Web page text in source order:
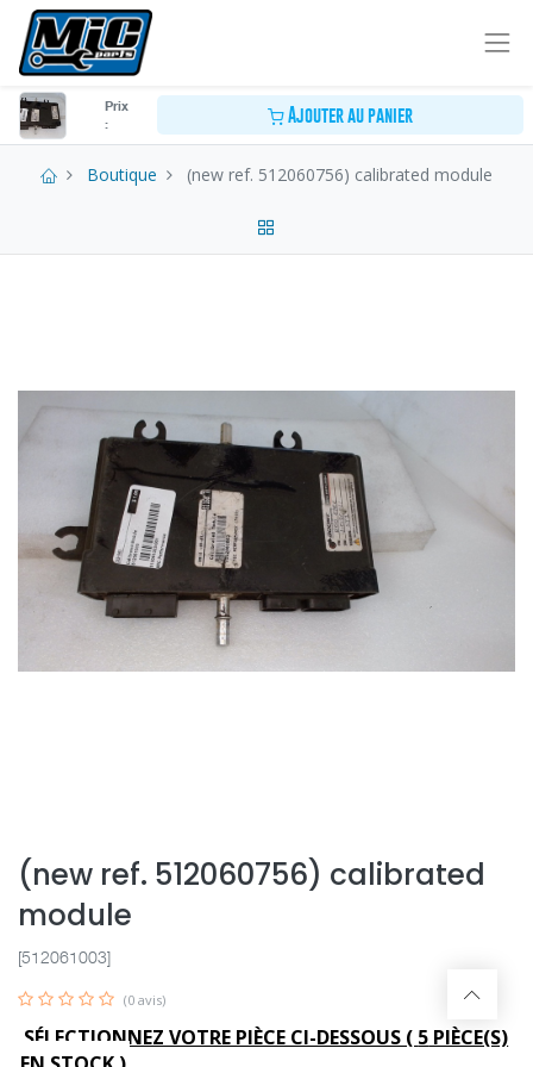
Prix
:
Ajouter au panier
Boutique (new ref. 512060756) calibrated module
(new ref. 512060756) calibrated
module
[512061003]
(0 avis)
SÉLECTIONNEZ VOTRE PIÈCE CI-DESSOUS ( 5 PIÈCE(S)